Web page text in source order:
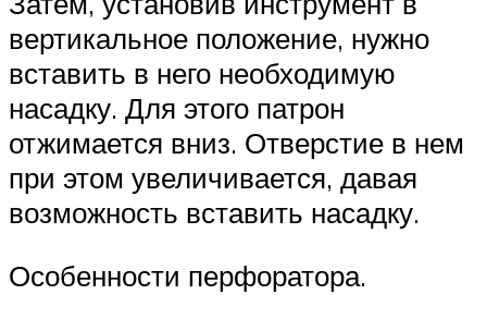
вертикальное положение, нужно
вставить в него необходимую
насадку. Для этого патрон
отжимается вниз. Отверстие в нем
при этом увеличивается, давая
возможность вставить насадку.
Особенности перфоратора.